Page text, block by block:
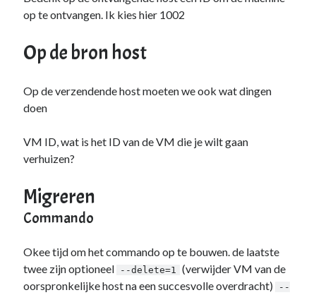
op te ontvangen. Ik kies hier 1002
Op de bron host
Op de verzendende host moeten we ook wat dingen
doen
VM ID, wat is het ID van de VM die je wilt gaan
verhuizen?
Migreren
Commando
Okee tijd om het commando op te bouwen. de laatste
twee zijn optioneel
--delete=1
(verwijder VM van de
oorspronkelijke host na een succesvolle overdracht)
--